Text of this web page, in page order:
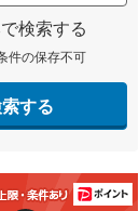
検索する
件の保存不可
する